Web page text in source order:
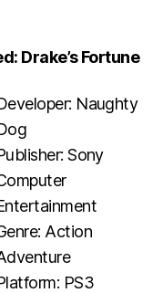
Drake’s Fortune
Naughty
Sony
Action
PS3